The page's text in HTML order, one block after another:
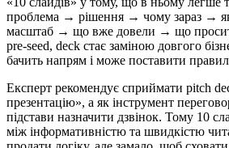
проблема → рішення → чому зараз →
масштаб → що вже довели → що
pre-seed, deck стає заміною довгого
бачить напрям і може поставити
Експерт рекомендує сприймати pitch
презентацію», а як інструмент
підстави назначити дзвінок. Тому 10
між інформативністю та швидкістю